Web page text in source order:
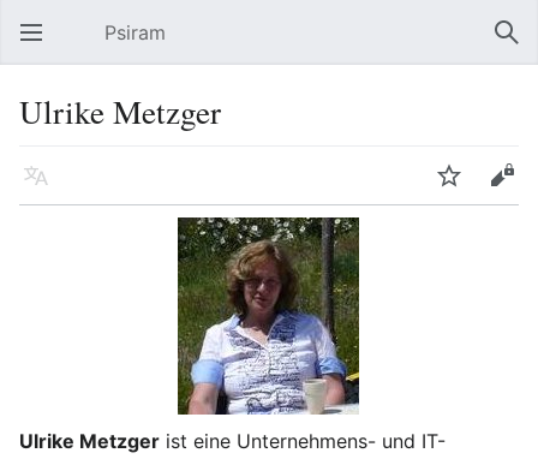
Hauptmenü öffnen Psiram
Ulrike Metzger
Sprache Beobachten Bearbeiten
Ulrike Metzger ist eine Unternehmens- und IT-